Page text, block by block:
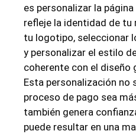
es personalizar la
refleje la identidad de tu
tu logotipo, seleccionar
y personalizar el estilo
coherente con el diseño
Esta personalización no
proceso de pago sea
también genera
puede resultar en una